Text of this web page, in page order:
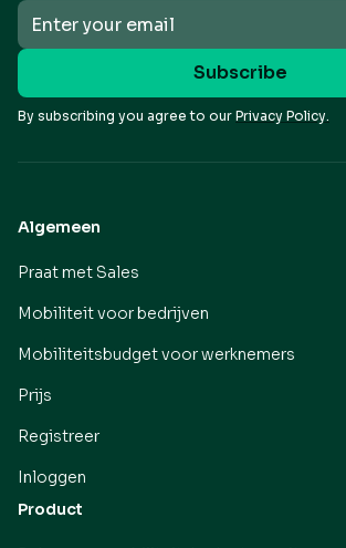
By subscribing you agree to our Privacy Policy.
Algemeen
Praat met Sales
Mobiliteit voor bedrijven
Mobiliteitsbudget voor werknemers
Prijs
Registreer
Inloggen
Product